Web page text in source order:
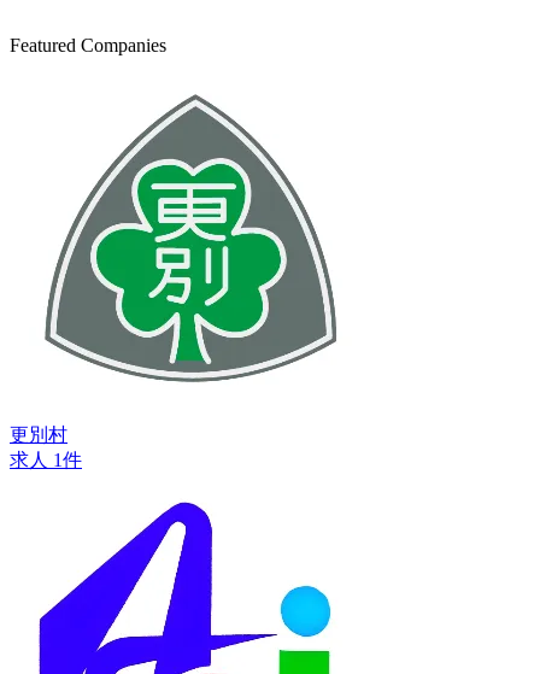
Featured Companies
更別村
求人 1件